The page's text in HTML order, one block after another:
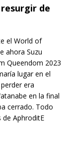
de
el World of
ahora Suzu
Queendom 2023
lugar en el
era
en la final
cerrado. Todo
AphroditE